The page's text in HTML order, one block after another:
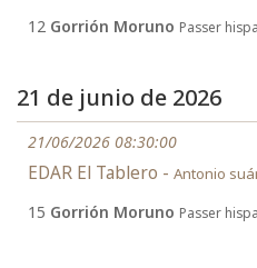
12 Gorrión Moruno Passer
21 de junio de 2026
21/06/2026 08:30:00
EDAR El Tablero - Antonio
15 Gorrión Moruno Passer